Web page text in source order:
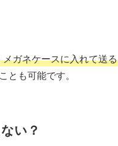
ガネケースに入れて送る
も可能です。
い？